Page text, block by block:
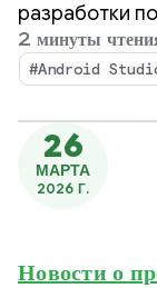
разработки
нашей
рассуждений
вызова
2 минуты
#Android
26
МАРТА
2026 Г.
Новости о